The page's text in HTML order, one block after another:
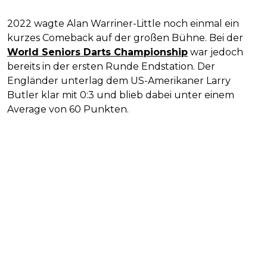
2022 wagte Alan Warriner-Little noch einmal ein
kurzes Comeback auf der großen Bühne. Bei der
World Seniors Darts Championship war jedoch
bereits in der ersten Runde Endstation. Der
Engländer unterlag dem US-Amerikaner Larry
Butler klar mit 0:3 und blieb dabei unter einem
Average von 60 Punkten.